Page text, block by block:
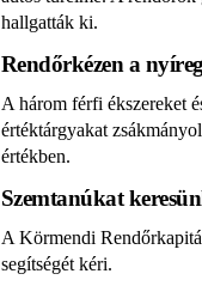
hallgatták ki.
Rendőrkézen a
A három férfi ékszereket
értéktárgyakat
értékben.
Szemtanúkat
A Körmendi
segítségét kéri.